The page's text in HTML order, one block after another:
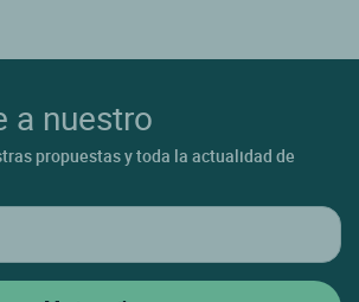
a nuestro
propuestas y toda la actualidad de